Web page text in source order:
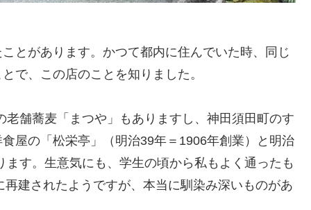
があります。かつて都内に住んでいた時、同じ
で、この店のことを知りました。
舗蕎麦「まつや」もありますし、神田須田町のす
屋の「松栄亭」（明治39年＝1906年創業）と明治
す。生意気にも、学生の頃から私もよく通ったも
建されたようですが、本当に馴染み深いものがあ